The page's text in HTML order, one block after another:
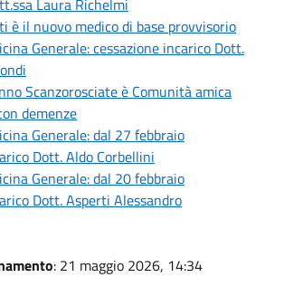
è il nuovo medico di base provvisorio
Generale: cessazione incarico Dott.
Scanzorosciate è Comunità amica
demenze
Generale: dal 27 febbraio
Dott. Aldo Corbellini
Generale: dal 20 febbraio
Dott. Asperti Alessandro
: 21 maggio 2026, 14:34